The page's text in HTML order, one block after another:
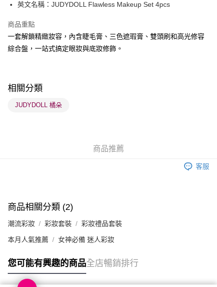
WeChat Pay
BoC Pay
送貨方式
每筆HK$65.00，滿HK$300.00或以上免運費
每筆HK$65.00，滿HK$300.00或以上免運費
(香港門市) 只顯示可選門市。確認發貨後2-5個工作天到店，3天內
(澳門門市) 只顯示可選門市。確認發貨後2-5個工作天到店，3天內
取。逾期會取消訂單，並不會安排重寄
每筆HK$20.00，滿HK$100.00或以上免運費
澳門地區配送 - 確認發貨後1-4個工作天送達
英文名稱：JUDYDOLL Flawless Makeup Set 4pcs
商品重點
一套解鎖精緻妝容，內含睫毛膏、三色遮瑕膏、雙頭刷和高光修容
綜合盤，一站式搞定眼妝與底妝修飾。
相關分類
JUDYDOLL 橘朵
商品推薦
客服
商品相關分類 (2)
潮流彩妝 彩妝套裝 彩妝禮品套裝
本月人氣推薦 女神必備 迷人彩妝
您可能有興趣的商品全店暢銷排行